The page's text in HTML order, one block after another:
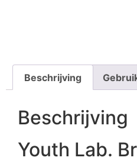
Beschrijving
Beschrijving
Youth Lab.